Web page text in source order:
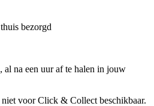
bezorgd
al na een uur af te halen in jouw
voor Click & Collect beschikbaar.